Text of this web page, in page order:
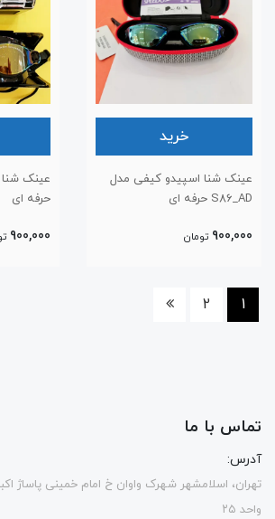
خرید
عینک شنا اسپیدو کیفی مدل
S86_AD حرفه ای
900,000 تومان
حرفه ای
900,000
1
2
تماس با ما
آدرس:
تهران، اسلامشهر شهرک واوان خ امام خمینی پاساژ
واحد ۲۵